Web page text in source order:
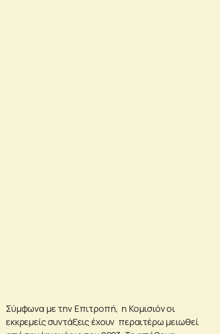
Σύμφωνα με την Επιτροπή, η Κομισιόν οι
εκκρεμείς συντάξεις έχουν περαιτέρω μειωθεί